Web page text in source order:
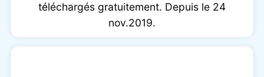
téléchargés gratuitement. Depuis le 24
nov.2019.